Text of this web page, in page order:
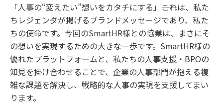
「人事の“変えたい”想いをカタチにする」――これは、私た
ちレジェンダが掲げるブランドメッセージであり、私た
ちの使命です。今回のSmartHR様との協業は、まさにそ
の想いを実現するための大きな一歩です。SmartHR様の
優れたプラットフォームと、私たちの人事支援・BPOの
知見を掛け合わせることで、企業の人事部門が抱える複
雑な課題を解決し、戦略的な人事の実現を支援してまい
ります。